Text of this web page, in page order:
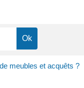
meubles et acquêts ?